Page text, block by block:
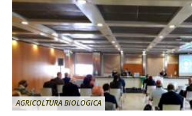
AGRICOLTURA BIOLOGICA